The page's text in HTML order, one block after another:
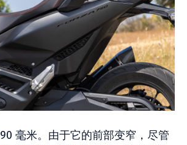
毫米。由于它的前部变窄，尽管